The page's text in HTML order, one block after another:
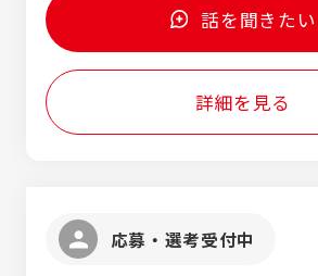
図面の検討 ・製造工程の検
の調整 ・納期管理 ・納品後
で、製造部門と密接に連携
理解し、社内の技術と結び
そして納品した製品のQCD
規開拓にも取り組みます。 数を追う営業では
話を聞きたい
詳細を見る
応募・選考受付中